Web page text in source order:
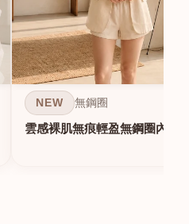
NEW 無鋼圈
雲感裸肌無痕輕盈無鋼圈內衣